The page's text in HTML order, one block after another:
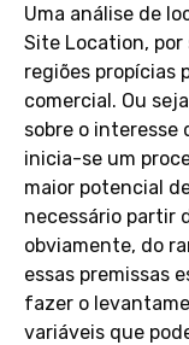
Uma análise de
Site Location,
regiões propícias
comercial. Ou
sobre o interesse
inicia-se um
maior potencial
necessário partir
obviamente, do
essas premissas
fazer o
variáveis que